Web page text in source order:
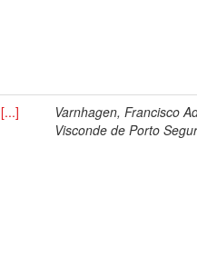
Varnhagen, Francisco
Visconde de Porto